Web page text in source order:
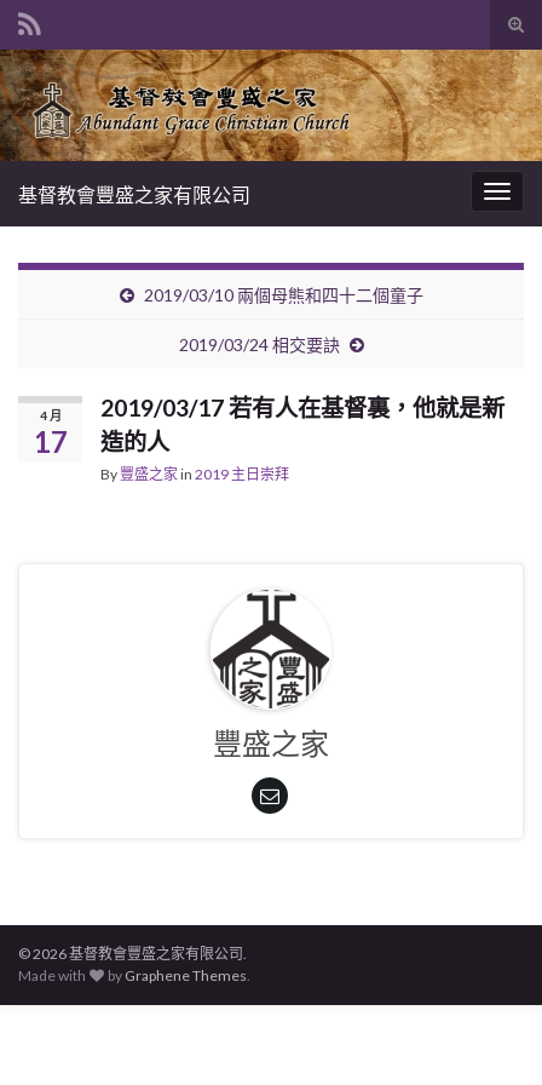
Search for:
基督教會豐盛之家有限公司
2019/03/10 兩個母熊和四十二個童子
2019/03/24 相交要訣
4 月
17
2019/03/17 若有人在基督裏，他就是新
造的人
By 豐盛之家in 2019 主日崇拜
豐盛之家
© 2026 基督教會豐盛之家有限公司.
Made with
by Graphene Themes.